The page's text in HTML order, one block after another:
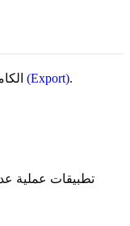
التصدير (Export).